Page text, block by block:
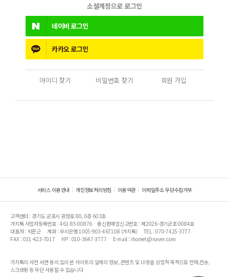
소셜계정으로 로그인
네이버로그인
카카오로그인
아이디 찾기 비밀번호 찾기 회원 가입
서비스 이용안내 개인정보처리방침 이용약관 이메일주소 무단수집거부
고객센터 : 경기도 군포시 광정로 80, 6층 603호
가치톡 사업자등록번호 : 461-85-00876
통신판매업신고번호 : 제2026-경기군포-0084호
대표자 : 박준근
계좌 : 우리은행 1005-903-467108 (가치톡)
TEL : 070-7425-3777
FAX : 031-423-7017
HP : 010-3647-3777 E-mail : ihomet@naver.com
가치톡의 사전 서면 동의 없이 본 사이트의 일체의 정보, 콘텐츠 및 UI등을 상업적 목적으로 전재,전송,
스크래핑 등 무단 사용할 수 없습니다